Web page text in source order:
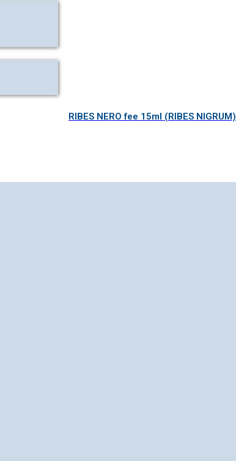
RIBES NERO fee 15ml (RIBES NIGRUM)